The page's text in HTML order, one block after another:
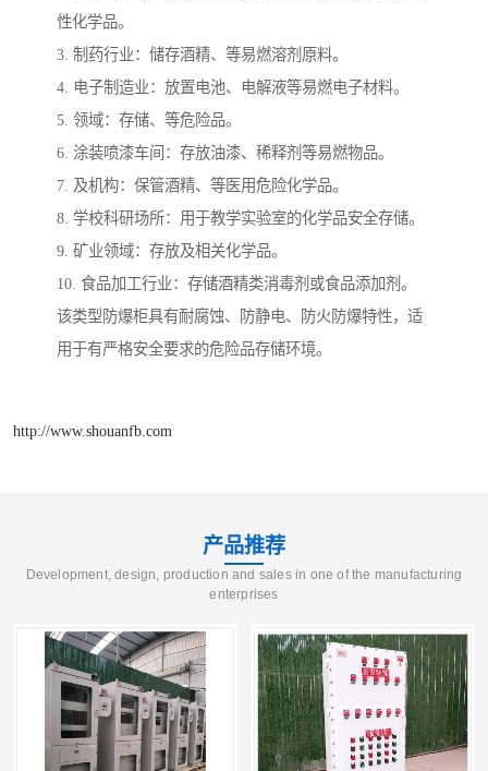
性化学品。
3. 制药行业：储存酒精、等易燃溶剂原料。
4. 电子制造业：放置电池、电解液等易燃电子材料。
5. 领域：存储、等危险品。
6. 涂装喷漆车间：存放油漆、稀释剂等易燃物品。
7. 及机构：保管酒精、等医用危险化学品。
8. 学校科研场所：用于教学实验室的化学品安全存储。
9. 矿业领域：存放及相关化学品。
10. 食品加工行业：存储酒精类消毒剂或食品添加剂。
该类型防爆柜具有耐腐蚀、防静电、防火防爆特性，适
用于有严格安全要求的危险品存储环境。
http://www.shouanfb.com
产品推荐
Development, design, production and sales in one of the manufacturing
enterprises